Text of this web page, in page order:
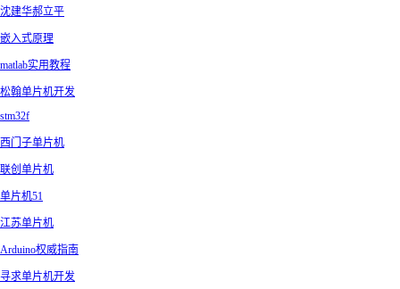
沈建华郝立平
嵌入式原理
matlab实用教程
松翰单片机开发
stm32f
西门子单片机
联创单片机
单片机51
江苏单片机
Arduino权威指南
寻求单片机开发